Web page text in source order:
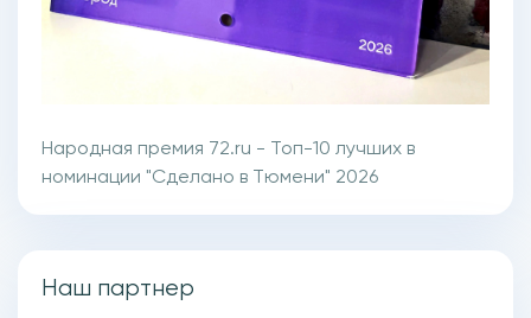
Народная премия 72.ru - Топ-10 лучших в
номинации "Сделано в Тюмени" 2026
Наш партнер